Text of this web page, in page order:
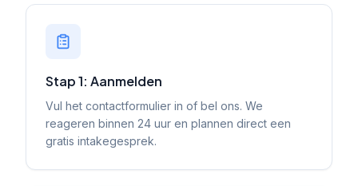
Stap 1: Aanmelden
Vul het contactformulier in of bel ons. We
reageren binnen 24 uur en plannen direct een
gratis intakegesprek.